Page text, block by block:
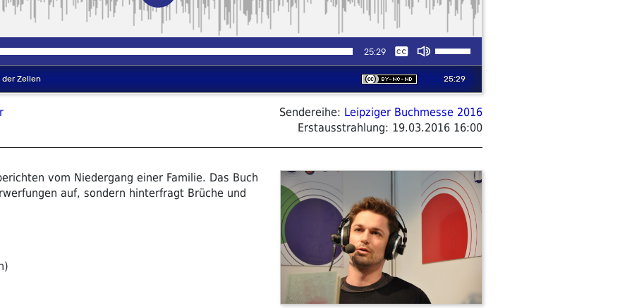
Sendereihe: Leipziger Buchmesse 2016
Erstausstrahlung: 19.03.2016 16:00
vom Niedergang einer Familie. Das Buch
auf, sondern hinterfragt Brüche und